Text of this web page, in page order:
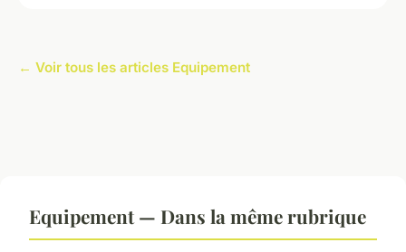
← Voir tous les articles Equipement
Equipement — Dans la même rubrique